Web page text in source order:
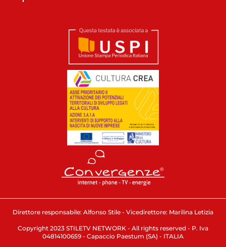
Direttore responsabile: Alfonso Stile - Vicedirettore: Marilina Letizia
Copyright 2023 STILETV NETWORK - All rights reserved - P. Iva
04814100659 - Capaccio Paestum (SA) - ITALIA